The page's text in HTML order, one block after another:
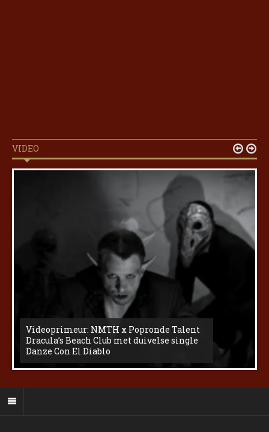
VIDEO
Videoprimeur: NMTH x Popronde Talent
Dracula’s Beach Club met duivelse single
Danze Con El Diablo
 